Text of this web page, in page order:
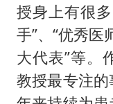
授身上有很
手”、“优秀医
大代表”等。
教授最专注